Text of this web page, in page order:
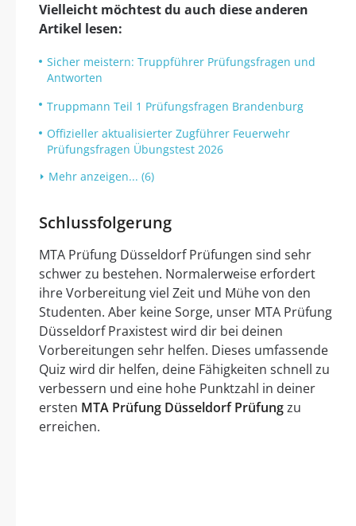
Vielleicht möchtest du auch diese anderen
Artikel lesen:
Sicher meistern: Truppführer Prüfungsfragen und
Antworten
Truppmann Teil 1 Prüfungsfragen Brandenburg
Offizieller aktualisierter Zugführer Feuerwehr
Prüfungsfragen Übungstest 2026
Mehr anzeigen... (6)
Schlussfolgerung
MTA Prüfung Düsseldorf Prüfungen sind sehr
schwer zu bestehen. Normalerweise erfordert
ihre Vorbereitung viel Zeit und Mühe von den
Studenten. Aber keine Sorge, unser MTA Prüfung
Düsseldorf Praxistest wird dir bei deinen
Vorbereitungen sehr helfen. Dieses umfassende
Quiz wird dir helfen, deine Fähigkeiten schnell zu
verbessern und eine hohe Punktzahl in deiner
ersten MTA Prüfung Düsseldorf Prüfungzu
erreichen.